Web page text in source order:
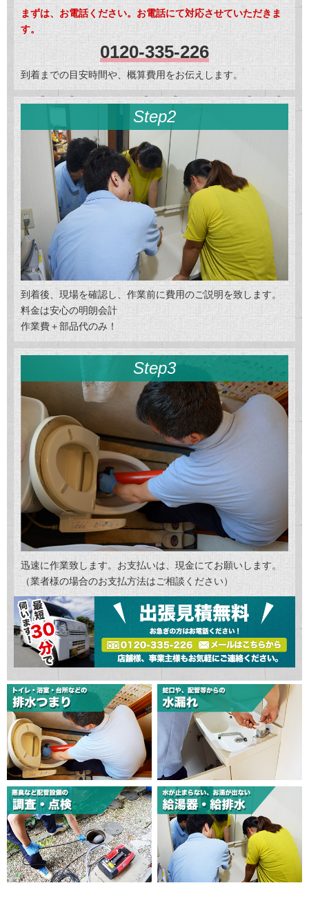
まずは、お電話ください。お電話にて対応させていただきま
す。
0120-335-226
到着までの目安時間や、概算費用をお伝えします。
Step2
到着後、現場を確認し、作業前に費用のご説明を致します。
料金は安心の明朗会計
作業費＋部品代のみ！
Step3
迅速に作業致します。お支払いは、現金にてお願いします。
（業者様の場合のお支払方法はご相談ください）